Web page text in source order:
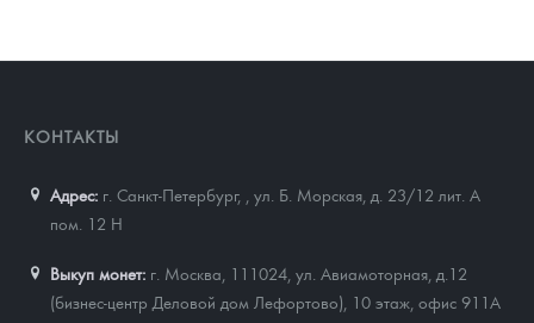
КОНТАКТЫ
Адрес: г. Санкт-Петербург,
ул. Б. Морская, д. 23/12 лит. А
пом. 12 Н
Выкуп монет: г. Москва, 111024, ул. Авиамоторная, д.12
(бизнес-центр Деловой дом Лефортово), 10 этаж, офис 911А